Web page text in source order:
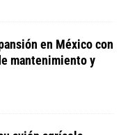
en México con
mantenimiento y